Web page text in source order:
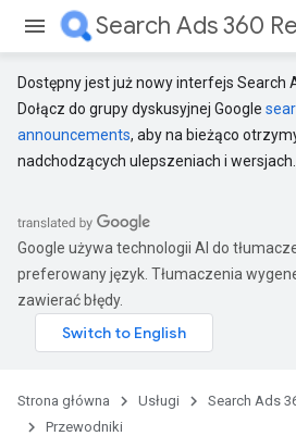
Dostępny jest już nowy interfejs Search
Dołącz do grupy dyskusyjnej Google
announcements, aby na bieżąco
nadchodzących ulepszeniach i wersjach.
Google używa technologii AI do
preferowany język. Tłumaczenia
zawierać błędy.
Strona główna Usługi
Search Ads
Przewodniki